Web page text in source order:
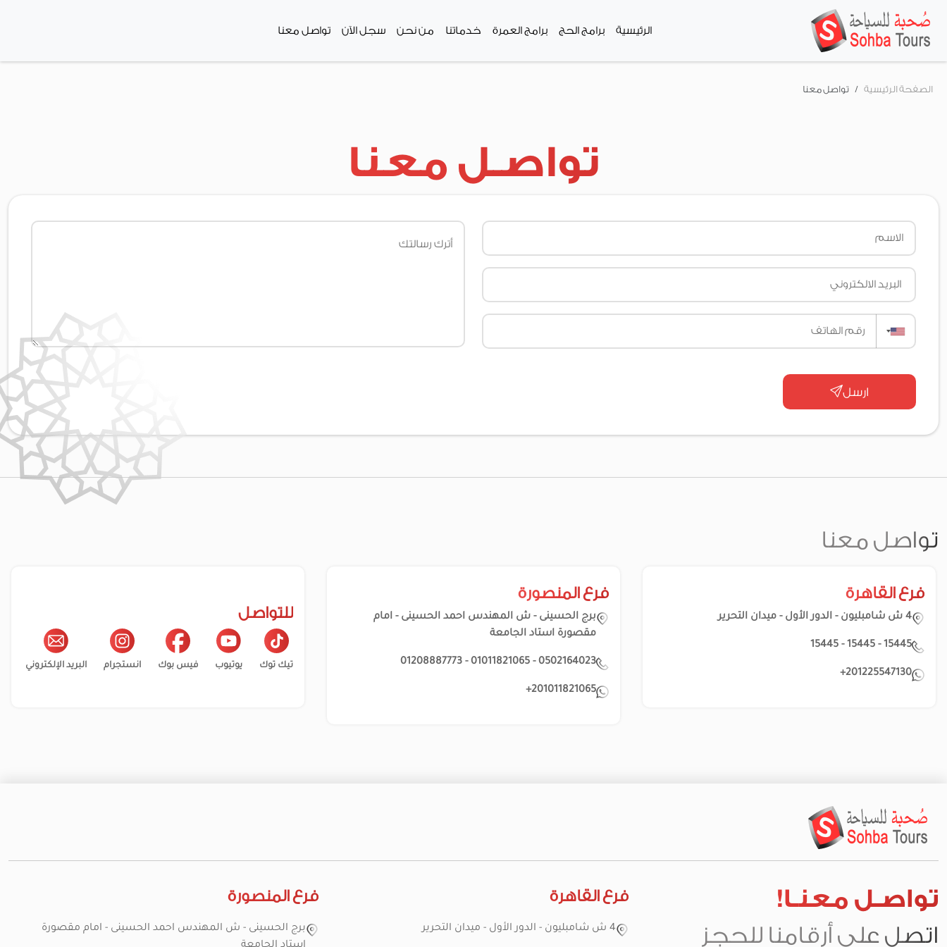
الرئيسية برامج الحج برامج العمرة خدماتنا من نحن سجل الآن تواصل معنا
الصفحة الرئيسية تواصل معنا
تواصـل معنا
ارسل
تواصل معنا
فرع القاهرة
4 ش شامبليون - الدور الأول - ميدان التحرير
15445 - 15445 - 15445
201225547130+
فرع المنصورة
برج الحسينى - ش المهندس احمد الحسينى - امام
مقصورة استاد الجامعة
0502164023 - 01011821065 - 01208887773
201011821065+
للتواصل
تيك توك يوتيوب فيس بوك انستجرام البريد الإلكتروني
تواصـل معنـا!
اتصل على أرقامنا للحجز
فرع القاهرة
4 ش شامبليون - الدور الأول - ميدان التحرير
فرع المنصورة
برج الحسينى - ش المهندس احمد الحسينى - امام مقصورة